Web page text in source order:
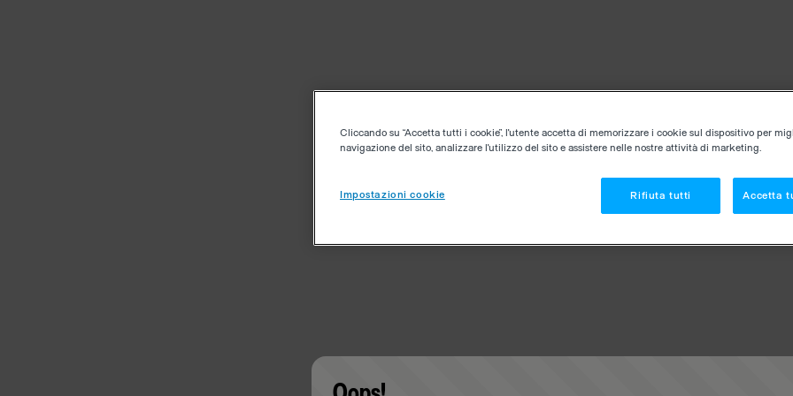
Cliccando su “Accetta tutti i cookie”, l'utente accetta di memorizzare i cookie sul dispositivo per
navigazione del sito, analizzare l'utilizzo del sito e assistere nelle nostre attività di marketing.
Impostazioni cookie Rifiuta tutti Accetta